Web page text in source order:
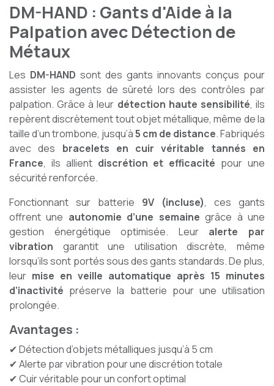
DM-HAND : Gants d'Aide à la
Palpation avec Détection de
Métaux
Les DM-HAND sont des gants innovants conçus pour
assister les agents de sûreté lors des contrôles par
palpation. Grâce à leur détection haute sensibilité, ils
repèrent discrètement tout objet métallique, même de la
taille d’un trombone, jusqu’à5 cm de distance. Fabriqués
avec des bracelets en cuir véritable tannés en
France, ils allient discrétion et efficacité pour une
sécurité renforcée.
Fonctionnant sur batterie 9V (incluse), ces gants
offrent une autonomie d’une semaine grâce à une
gestion énergétique optimisée. Leur alerte par
vibration garantit une utilisation discrète, même
lorsqu’ils sont portés sous des gants standards. De plus,
leur mise en veille automatique après 15 minutes
d’inactivité préserve la batterie pour une utilisation
prolongée.
Avantages :
✔ Détection d’objets métalliques jusqu’à 5 cm
✔ Alerte par vibration pour une discrétion totale
✔ Cuir véritable pour un confort optimal